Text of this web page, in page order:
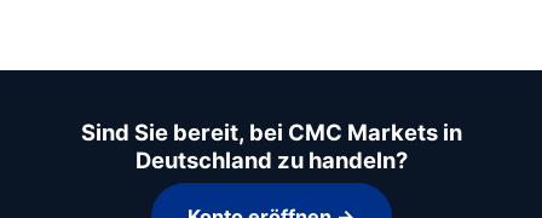
Sind Sie bereit, bei CMC Markets in
Deutschland zu handeln?